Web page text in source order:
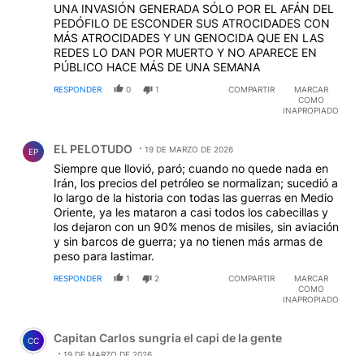
UNA INVASIÓN GENERADA SÓLO POR EL AFÁN DEL
PEDÓFILO DE ESCONDER SUS ATROCIDADES CON
MÁS ATROCIDADES Y UN GENOCIDA QUE EN LAS
REDES LO DAN POR MUERTO Y NO APARECE EN
PÚBLICO HACE MÁS DE UNA SEMANA
RESPONDER 0 1 COMPARTIR
MARCAR
COMO
INAPROPIADO
EP EL PELOTUDO 19 DE MARZO DE 2026
Siempre que llovió, paró; cuando no quede nada en
Irán, los precios del petróleo se normalizan; sucedió a
lo largo de la historia con todas las guerras en Medio
Oriente, ya les mataron a casi todos los cabecillas y
los dejaron con un 90% menos de misiles, sin aviación
y sin barcos de guerra; ya no tienen más armas de
peso para lastimar.
RESPONDER 1 2 COMPARTIR
MARCAR
COMO
INAPROPIADO
Comentario de Capitan Carlos sungria el capi de la
CC Capitan Carlos sungria el capi de la gente